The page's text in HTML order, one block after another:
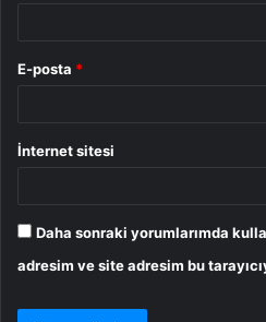
E-posta *
İnternet sitesi
Daha sonraki yorumlarımda
adresim ve site adresim bu